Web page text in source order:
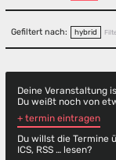
Gefiltert nach: hybrid
Deine Veranstaltung
Du weißt noch von
+ termin eintragen
Du willst die Termine
ICS, RSS … lesen?